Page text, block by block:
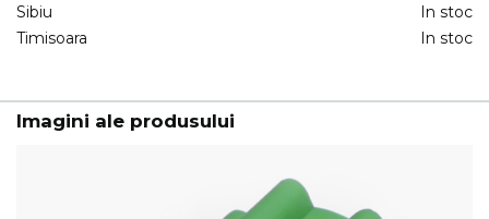
Sibiu
In stoc
Timisoara
In stoc
Imagini ale produsului